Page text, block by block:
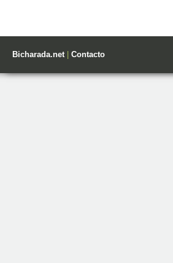
Bicharada.net| Contacto